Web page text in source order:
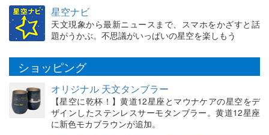
星空ナビ
天文現象から最新ニュースまで、スマホをかざすと話
題がうかぶ。不思議がいっぱいの星空を楽しもう
ショッピング
オリジナル 天文タンブラー
【星空に乾杯！】黄道12星座とマウナケアの星空をデ
ザインしたステンレスサーモタンブラー。黄道12星座
に新色モカブラウンが追加。